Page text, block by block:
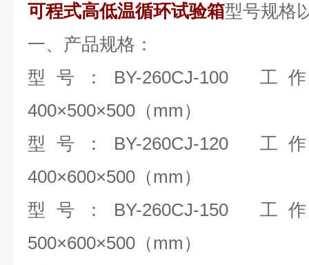
可程式高低温循环试验箱型号规格
一、产品规格：
型号：BY-260CJ-100 工
400×500×500（mm）
型号：BY-260CJ-120 工
400×600×500（mm）
型号：BY-260CJ-150 工
500×600×500（mm）